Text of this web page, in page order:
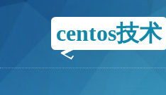
centos技术